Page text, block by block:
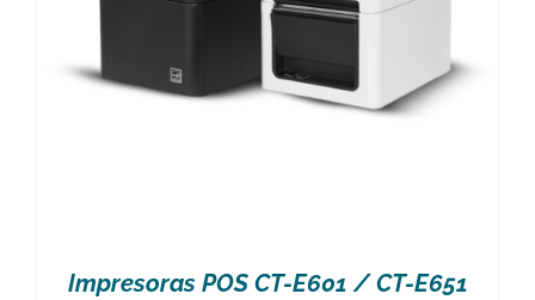
Impresoras POS CT-E601 / CT-E651